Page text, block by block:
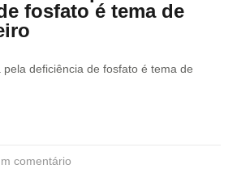
fosfato é tema de
deficiência de fosfato é tema de
comentário